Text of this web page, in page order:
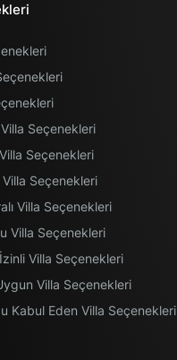
Seçenekleri
Seçenekleri
Villa Seçenekleri
Villa Seçenekleri
Villa Seçenekleri
Villa Seçenekleri
Villa Seçenekleri
Kabul Eden Villa Seçenekleri